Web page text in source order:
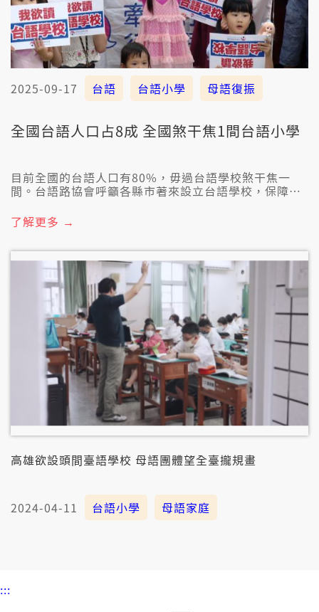
2025-09-17 台語 台語小學 母語復振
全國台語人口占8成 全國煞干焦1間台語小學
目前全國的台語人口有80%，毋過台語學校煞干焦一
間。台語路協會呼籲各縣市著來設立台語學校，保障教
顯示設立台語學校著愛趕緊。
了解更多 →
高雄欲設頭間臺語學校 母語團體望全臺攏規畫
2024-04-11 台語小學 母語家庭
:::